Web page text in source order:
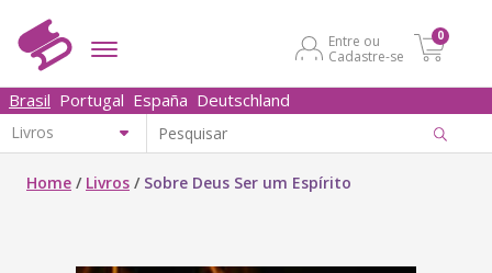
Entre ou
Cadastre-se
0
Brasil Portugal España Deutschland
Home / Livros / Sobre Deus Ser um Espírito